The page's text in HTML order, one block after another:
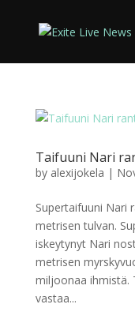
Taifuuni Nari
by alexijokela |
Supertaifuuni Nari
metrisen tulvan.
iskeytynyt Nari
metrisen
miljoonaa ihmistä.
vastaa...